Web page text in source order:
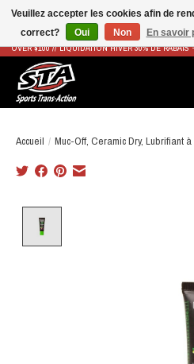
LIVRAISON RAPIDE ET GRATUITE À PARTIR DE
OVER $100 // LIQUIDATION HIVER 30% DE RABAIS
Accueil / Muc-Off, Ceramic Dry, Lubrifiant
Veuillez accepter les cookies afin de
correct?
Oui Non En savoir